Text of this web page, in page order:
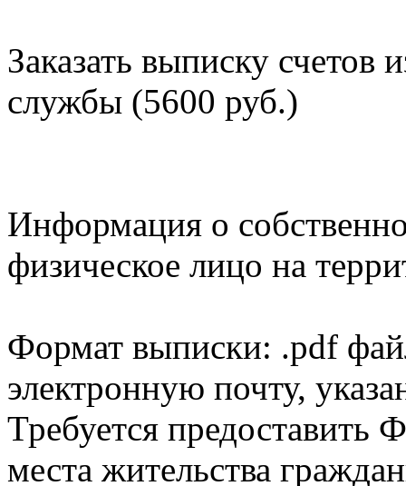
Заказать выписку счетов
службы (5600 руб.)
Информация о
физическое лицо на
Формат выписки: .pdf
электронную почту,
Требуется
места жительства